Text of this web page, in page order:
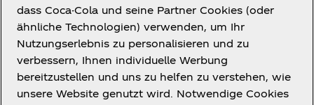
Du brauchst Hilfe?
dass Coca-Cola und seine Partner Cookies (oder
ähnliche Technologien) verwenden, um Ihr
Nutzungserlebnis zu personalisieren und zu
verbessern, Ihnen individuelle Werbung
bereitzustellen und uns zu helfen zu verstehen, wie
unsere Website genutzt wird. Notwendige Cookies